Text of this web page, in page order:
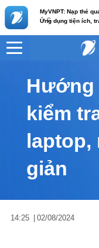
MyVNPT: Nạp thẻ
Ứng dụng tiện ích,
c
VNPT Nội
Hướng
kiểm
laptop,
giản
14:25 02/08/2024